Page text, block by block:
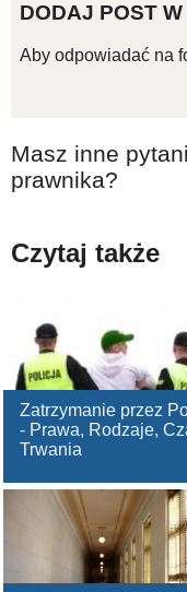
DODAJ POST
Aby odpowiadać na
Masz inne
prawnika?
Czytaj także
Zatrzymanie przez
- Prawa, Rodzaje,
Trwania